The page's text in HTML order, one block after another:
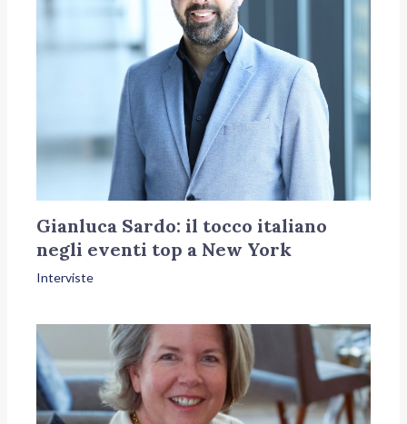
Gianluca Sardo: il tocco italiano
negli eventi top a New York
Interviste